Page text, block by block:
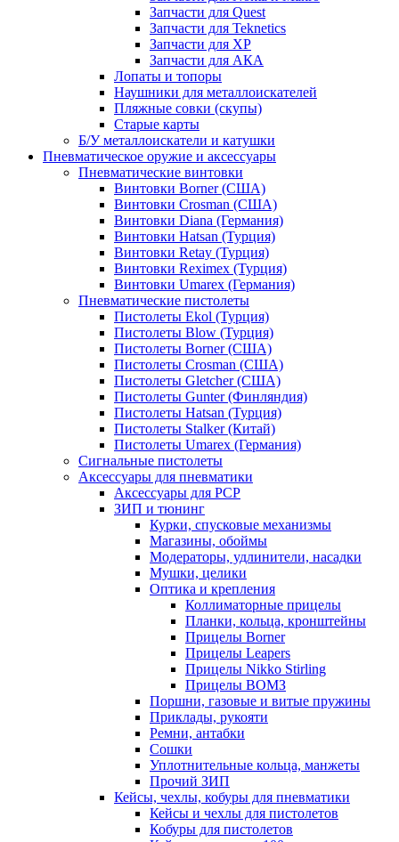
Запчасти для Quest
Запчасти для Teknetics
Запчасти для XP
Запчасти для АКА
Лопаты и топоры
Наушники для металлоискателей
Пляжные совки (скупы)
Старые карты
Б/У металлоискатели и катушки
Пневматическое оружие и аксессуары
Пневматические винтовки
Винтовки Borner (США)
Винтовки Crosman (США)
Винтовки Diana (Германия)
Винтовки Hatsan (Турция)
Винтовки Retay (Турция)
Винтовки Reximex (Турция)
Винтовки Umarex (Германия)
Пневматические пистолеты
Пистолеты Ekol (Турция)
Пистолеты Blow (Турция)
Пистолеты Borner (США)
Пистолеты Crosman (США)
Пистолеты Gletcher (США)
Пистолеты Gunter (Финляндия)
Пистолеты Hatsan (Турция)
Пистолеты Stalker (Китай)
Пистолеты Umarex (Германия)
Сигнальные пистолеты
Аксессуары для пневматики
Аксессуары для PCP
ЗИП и тюнинг
Курки, спусковые механизмы
Магазины, обоймы
Модераторы, удлинители, насадки
Мушки, целики
Оптика и крепления
Коллиматорные прицелы
Планки, кольца, кронштейны
Прицелы Borner
Прицелы Leapers
Прицелы Nikko Stirling
Прицелы ВОМЗ
Поршни, газовые и витые пружины
Приклады, рукояти
Ремни, антабки
Сошки
Уплотнительные кольца, манжеты
Прочий ЗИП
Кейсы, чехлы, кобуры для пневматики
Кейсы и чехлы для пистолетов
Кобуры для пистолетов